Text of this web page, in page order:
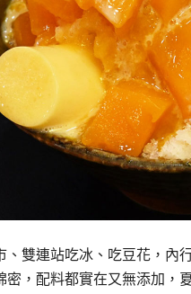
、雙連站吃冰、吃豆花，內
密，配料都實在又無添加，